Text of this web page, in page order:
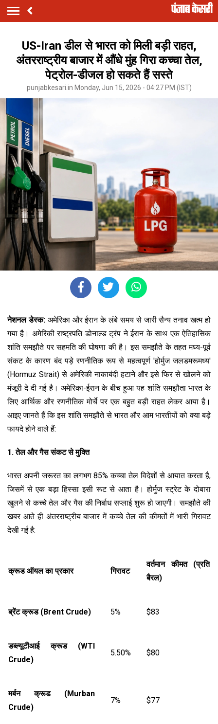
US-Iran डील से भारत को मिली बड़ी राहत,
अंतरराष्ट्रीय बाजार में औंधे मुंह गिरा कच्चा तेल,
पेट्रोल-डीजल हो सकते हैं सस्ते
punjabkesari.in Monday, Jun 15, 2026 - 04:27 PM (IST)
नेशनल डेस्क: अमेरिका और ईरान के लंबे समय से जारी सैन्य तनाव खत्म हो
गया है। अमेरिकी राष्ट्रपति डोनाल्ड ट्रंप ने ईरान के साथ एक ऐतिहासिक
शांति समझौते पर सहमति की घोषणा की है। इस समझौते के तहत मध्य-पूर्व
संकट के कारण बंद पड़े रणनीतिक रूप से महत्वपूर्ण 'होर्मुज जलडमरूमध्य'
(Hormuz Strait) से अमेरिकी नाकाबंदी हटाने और इसे फिर से खोलने को
मंजूरी दे दी गई है। अमेरिका-ईरान के बीच हुआ यह शांति समझौता भारत के
लिए आर्थिक और रणनीतिक मोर्चे पर एक बहुत बड़ी राहत लेकर आया है।
आइए जानते हैं कि इस शांति समझौते से भारत और आम भारतीयों को क्या बड़े
फायदे होने वाले हैं:
1. तेल और गैस संकट से मुक्ति
भारत अपनी जरूरत का लगभग 85% कच्चा तेल विदेशों से आयात करता है,
जिसमें से एक बड़ा हिस्सा इसी रूट से आता है। होर्मुज स्ट्रेट के दोबारा
खुलने से कच्चे तेल और गैस की निर्बाध सप्लाई शुरू हो जाएगी। समझौते की
खबर आते ही अंतरराष्ट्रीय बाजार में कच्चे तेल की कीमतों में भारी गिरावट
देखी गई है:
क्रूड ऑयल का प्रकार गिरावट
वर्तमान कीमत (प्रति
बैरल)
ब्रेंट क्रूड (Brent Crude) 5% $83
डब्ल्यूटीआई क्रूड (WTI
Crude)
5.50% $80
मर्बन क्रूड (Murban
Crude)
7% $77